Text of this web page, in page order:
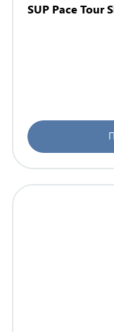
SUP Pace Tour